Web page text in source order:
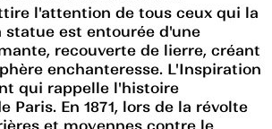
l'attention de tous ceux qui la
statue est entourée d'une
recouverte de lierre, créant
enchanteresse. L'Inspiration
qui rappelle l'histoire
Paris. En 1871, lors de la révolte
et moyennes contre le